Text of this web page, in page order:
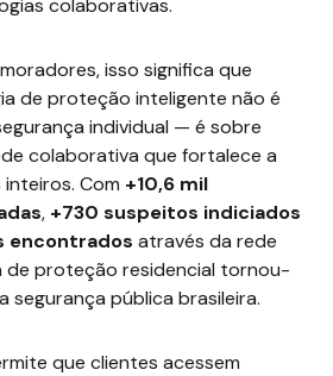
colaborativas.
isso significa que
de proteção inteligente não é
individual — é sobre
colaborativa que fortalece a
Com +10,6 mil
, +730 suspeitos indiciados
encontrados através da rede
de proteção residencial tornou-
segurança pública brasileira.
que clientes acessem